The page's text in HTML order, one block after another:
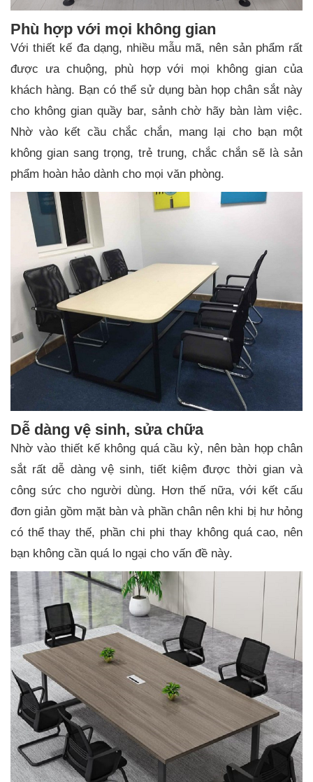
Phù hợp với mọi không gian
Với thiết kế đa dạng, nhiều mẫu mã, nên sản phẩm rất
được ưa chuộng, phù hợp với mọi không gian của
khách hàng. Bạn có thể sử dụng bàn họp chân sắt này
cho không gian quầy bar, sảnh chờ hãy bàn làm việc.
Nhờ vào kết cầu chắc chắn, mang lại cho bạn một
không gian sang trọng, trẻ trung, chắc chắn sẽ là sản
phẩm hoàn hảo dành cho mọi văn phòng.
Dễ dàng vệ sinh, sửa chữa
Nhờ vào thiết kế không quá cầu kỳ, nên bàn họp chân
sắt rất dễ dàng vệ sinh, tiết kiệm được thời gian và
công sức cho người dùng. Hơn thế nữa, với kết cấu
đơn giản gồm mặt bàn và phần chân nên khi bị hư hỏng
có thể thay thế, phần chi phi thay không quá cao, nên
bạn không cần quá lo ngại cho vấn đề này.